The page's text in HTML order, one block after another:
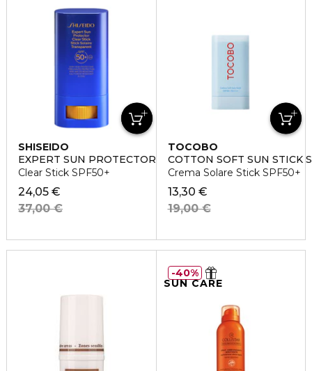
SHISEIDO
EXPERT SUN PROTECTOR
Clear Stick SPF50+
24,05 €
37,00 €
TOCOBO
COTTON SOFT SUN STICK
Crema Solare Stick SPF50+
13,30 €
19,00 €
SUN CARE
40%